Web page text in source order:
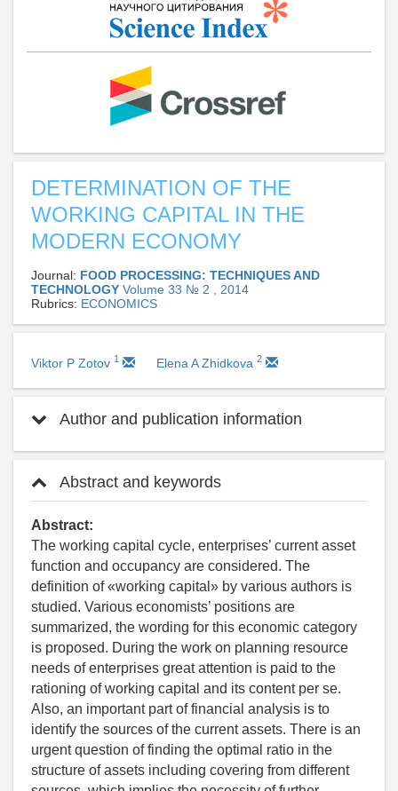
DETERMINATION OF THE
WORKING CAPITAL IN THE
MODERN ECONOMY
Journal: FOOD PROCESSING: TECHNIQUES AND
TECHNOLOGY Volume 33 № 2 , 2014
Rubrics: ECONOMICS
Viktor P Zotov 1 Elena A Zhidkova 2
Author and publication information
Abstract and keywords
Abstract:
The working capital cycle, enterprises’ current asset
function and occupancy are considered. The
definition of «working capital» by various authors is
studied. Various economists’ positions are
summarized, the wording for this economic category
is proposed. During the work on planning resource
needs of enterprises great attention is paid to the
rationing of working capital and its content per se.
Also, an important part of financial analysis is to
identify the sources of the current assets. There is an
urgent question of finding the optimal ratio in the
structure of assets including covering from different